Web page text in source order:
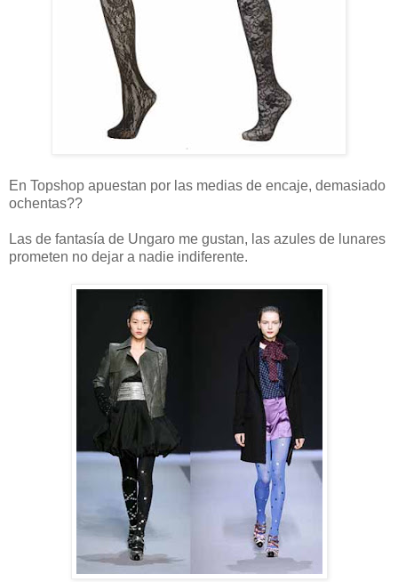
En Topshop apuestan por las medias de encaje, demasiado
ochentas??
Las de fantasía de Ungaro me gustan, las azules de lunares
prometen no dejar a nadie indiferente.